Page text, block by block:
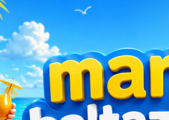
на производ Услови